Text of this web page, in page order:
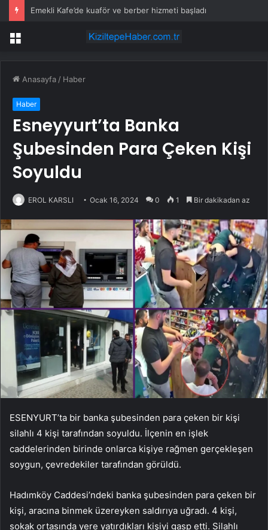
Emekli Kafe’de kuaför ve berber hizmeti başladı
Menü
Anasayfa / Haber
Haber
Esneyyurt’ta Banka
Şubesinden Para Çeken Kişi
Soyuldu
EROL KARSLI Ocak 16, 2024 0 1 Bir dakikadan az
ESENYURT’ta bir banka şubesinden para çeken bir kişi
silahlı 4 kişi tarafından soyuldu. İlçenin en işlek
caddelerinden birinde onlarca kişiye rağmen gerçekleşen
soygun, çevredekiler tarafından görüldü.
Hadımköy Caddesi’ndeki banka şubesinden para çeken bir
kişi, aracına binmek üzereyken saldırıya uğradı. 4 kişi,
sokak ortasında yere yatırdıkları kişiyi gasp etti. Silahlı